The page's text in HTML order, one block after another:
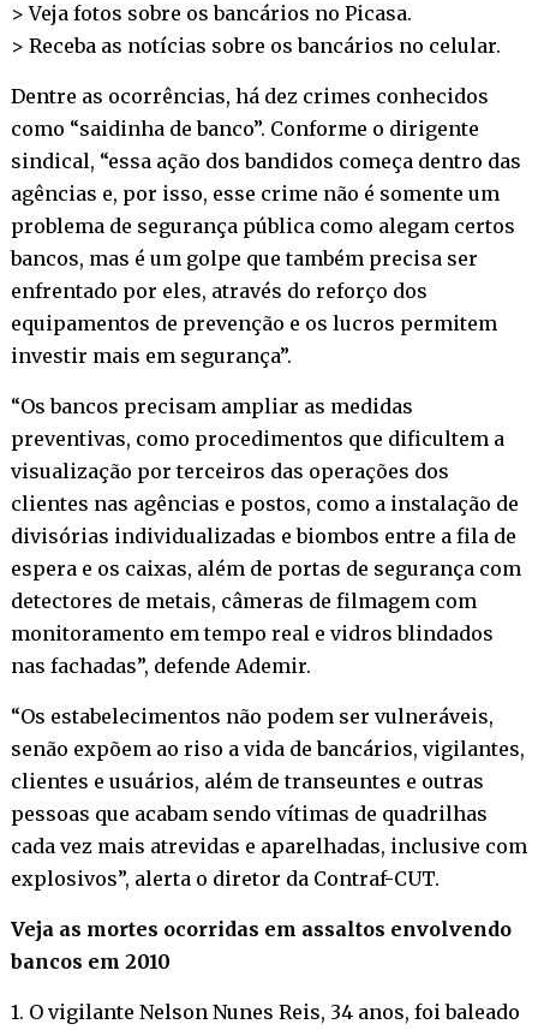
> Veja fotos sobre os bancários no Picasa.
> Receba as notícias sobre os bancários no celular.
Dentre as ocorrências, há dez crimes conhecidos
como “saidinha de banco”. Conforme o dirigente
sindical, “essa ação dos bandidos começa dentro das
agências e, por isso, esse crime não é somente um
problema de segurança pública como alegam certos
bancos, mas é um golpe que também precisa ser
enfrentado por eles, através do reforço dos
equipamentos de prevenção e os lucros permitem
investir mais em segurança”.
“Os bancos precisam ampliar as medidas
preventivas, como procedimentos que dificultem a
visualização por terceiros das operações dos
clientes nas agências e postos, como a instalação de
divisórias individualizadas e biombos entre a fila de
espera e os caixas, além de portas de segurança com
detectores de metais, câmeras de filmagem com
monitoramento em tempo real e vidros blindados
nas fachadas”, defende Ademir.
“Os estabelecimentos não podem ser vulneráveis,
senão expõem ao riso a vida de bancários, vigilantes,
clientes e usuários, além de transeuntes e outras
pessoas que acabam sendo vítimas de quadrilhas
cada vez mais atrevidas e aparelhadas, inclusive com
explosivos”, alerta o diretor da Contraf-CUT.
Veja as mortes ocorridas em assaltos envolvendo
bancos em 2010
1. O vigilante Nelson Nunes Reis, 34 anos, foi baleado